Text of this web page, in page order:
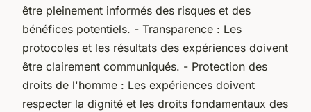
être pleinement informés des risques et des
bénéfices potentiels. - Transparence : Les
protocoles et les résultats des expériences doivent
être clairement communiqués. - Protection des
droits de l'homme : Les expériences doivent
respecter la dignité et les droits fondamentaux des